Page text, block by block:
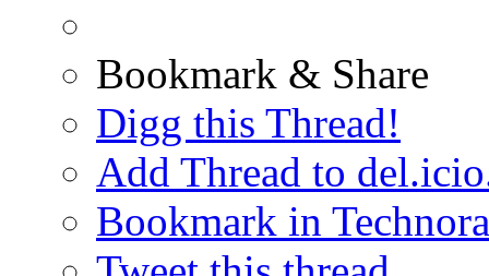
Bookmark & Share
Digg this Thread!
Add Thread to
Bookmark in